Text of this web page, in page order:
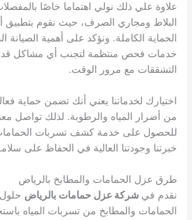
علاوة علي ذلك نولي اهتماما خاصًا
البلاط ومجاري الصرف، حيث نقوم بتطبيق
الحماية الكاملة. ونؤكد على أهمية الصيانة
خدمات فحص منتظمة لتجنب أي مشاكل قد
التشققات مع مرور الوقت.
اختيارك لخدماتنا يعني أنك تضمن حماية
من أضرار المياه والرطوبة. لذلك تواصل
للحصول على خدمة كشف تسربات
خبرتنا وجودتنا العالية في الحفاظ على
طرق عزل الحمامات والمطابخ بالرياض
نقدم في شركة عزل حمامات بالرياض حلول
الحمامات والمطابخ من تسربات المياه